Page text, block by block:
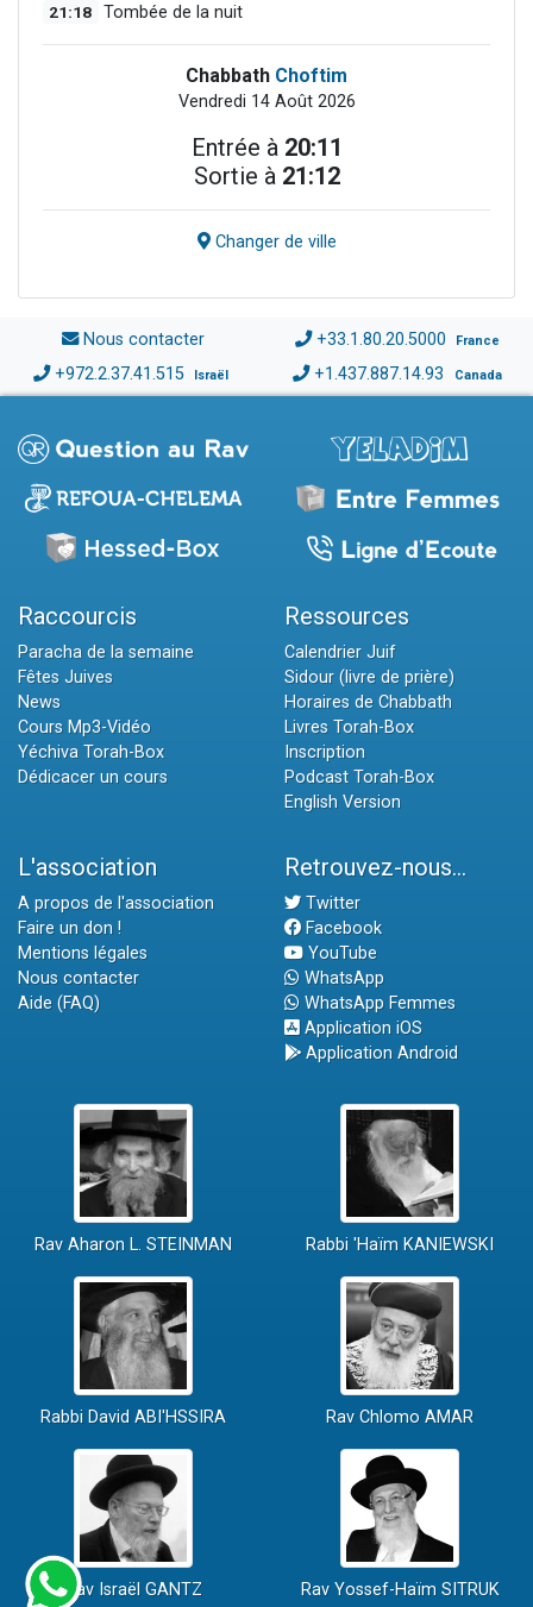
21:18 Tombée de la nuit
Chabbath Choftim
Vendredi 14 Août 2026
Entrée à 20:11
Sortie à 21:12
Changer de ville
Nous contacter +33.1.80.20.5000 France
+972.2.37.41.515 Israël +1.437.887.14.93 Canada
Raccourcis
Paracha de la semaine
Fêtes Juives
News
Cours Mp3-Vidéo
Yéchiva Torah-Box
Dédicacer un cours
Ressources
Calendrier Juif
Sidour (livre de prière)
Horaires de Chabbath
Livres Torah-Box
Inscription
Podcast Torah-Box
English Version
L'association
A propos de l'association
Faire un don !
Mentions légales
Nous contacter
Aide (FAQ)
Retrouvez-nous...
Twitter
Facebook
YouTube
WhatsApp
WhatsApp Femmes
Application iOS
Application Android
Rav Aharon L. STEINMAN Rabbi 'Haïm KANIEWSKI
Rabbi David ABI'HSSIRA Rav Chlomo AMAR
Rav Israël GANTZ Rav Yossef-Haïm SITRUK